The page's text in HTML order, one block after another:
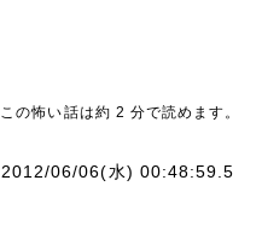
この怖い話は約 2 分で読めます。
06/06(水) 00:48:59.5